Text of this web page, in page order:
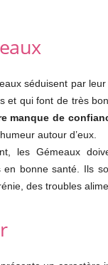
séduisent par
et qui font de très
manque de
autour d’eux.
les Gémeaux
en bonne santé. Ils
des troubles